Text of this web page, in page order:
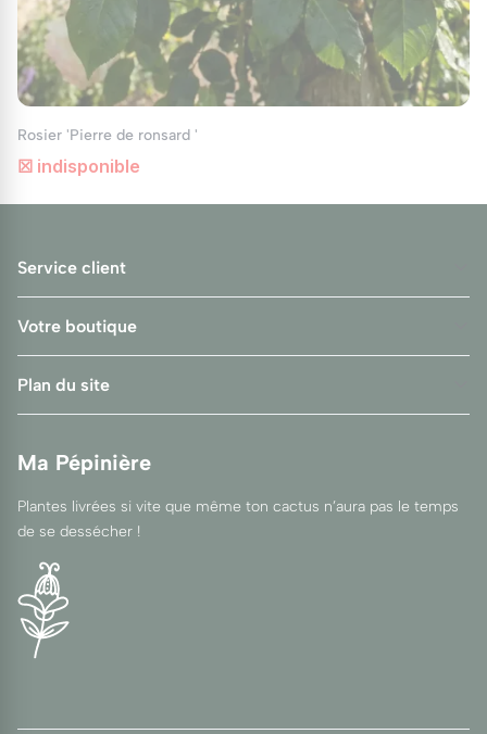
Rosier 'Pierre de ronsard '
☒ indisponible
Service client
Votre boutique
Plan du site
Ma Pépinière
Plantes livrées si vite que même ton cactus n’aura pas le temps
de se dessécher !